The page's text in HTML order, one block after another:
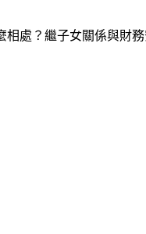
相處？繼子女關係與財